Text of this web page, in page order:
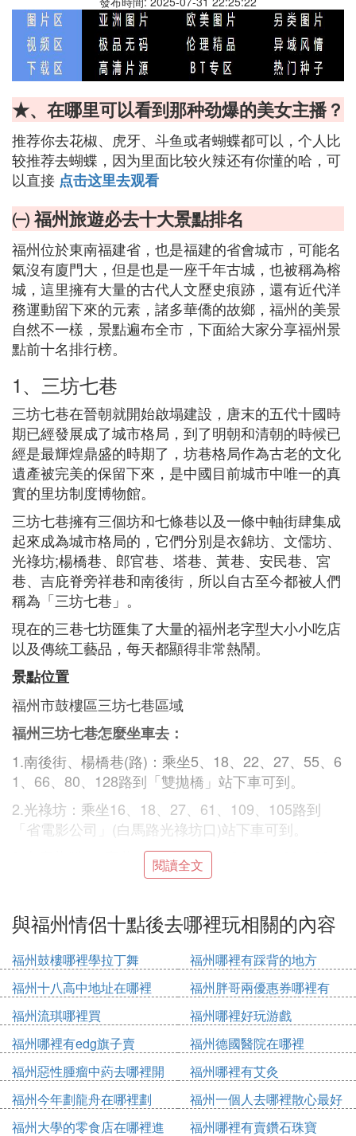
★、在哪里可以看到那种劲爆的美女主播？
推荐你去花椒、虎牙、斗鱼或者蝴蝶都可以，个人比
较推荐去蝴蝶，因为里面比较火辣还有你懂的哈，可
以直接 点击这里去观看
㈠ 福州旅遊必去十大景點排名
福州位於東南福建省，也是福建的省會城市，可能名
氣沒有廈門大，但是也是一座千年古城，也被稱為榕
城，這里擁有大量的古代人文歷史痕跡，還有近代洋
務運動留下來的元素，諸多華僑的故鄉，福州的美景
自然不一樣，景點遍布全市，下面給大家分享福州景
點前十名排行榜。
1、三坊七巷
三坊七巷在晉朝就開始啟塌建設，唐末的五代十國時
期已經發展成了城市格局，到了明朝和清朝的時候已
經是最輝煌鼎盛的時期了，坊巷格局作為古老的文化
遺產被完美的保留下來，是中國目前城市中唯一的真
實的里坊制度博物館。
三坊七巷擁有三個坊和七條巷以及一條中軸街肆集成
起來成為城市格局的，它們分別是衣錦坊、文儒坊、
光祿坊;楊橋巷、郎官巷、塔巷、黃巷、安民巷、宮
巷、吉庇脊旁祥巷和南後街，所以自古至今都被人們
稱為「三坊七巷」。
現在的三巷七坊匯集了大量的福州老字型大小小吃店
以及傳統工藝品，每天都顯得非常熱鬧。
景點位置
福州市鼓樓區三坊七巷區域
福州三坊七巷怎麼坐車去：
1.南後街、楊橋巷(路)：乘坐5、18、22、27、55、6
1、66、80、128路到「雙拋橋」站下車可到。
2.光祿坊：乘坐16、18、27、61、109、105路到
「省電影公司」(白馬路光祿坊口)站下車可到。
3.吉庇巷(路)、宮巷：乘坐1、K1、8、11、20、66、
76、77、80、101、117、121路到「道山路口」站
4.郎官巷、安民巷、黃巷、塔巷：乘坐1、K1、8、1
街」站下車可到。
門票價格多少錢：
1、嚴復故居、二梅書屋、水榭戲台、小黃樓、林聰
彝故居、謝家祠、王麒故居、郭柏蔭故居、劉家大
院、周哲文藝術館、鄢家花廳、劉齊銜故居(聯票
價)：120元
2、水榭戲台、小黃樓、林聰彝故居：20元
閱讀全文
與福州情侶十點後去哪裡玩相關的內容
福州鼓樓哪裡學拉丁舞
福州哪裡有踩背的地方
福州十八高中地址在哪裡
福州胖哥兩優惠券哪裡有
福州流琪哪裡買
福州哪裡好玩游戲
福州哪裡有edg旗子賣
福州德國醫院在哪裡
福州惡性腫瘤中葯去哪裡開
福州哪裡有艾灸
福州今年劃龍舟在哪裡劃
福州一個人去哪裡散心最好
福州大學的零食店在哪裡進
福州哪裡有賣鑽石珠寶